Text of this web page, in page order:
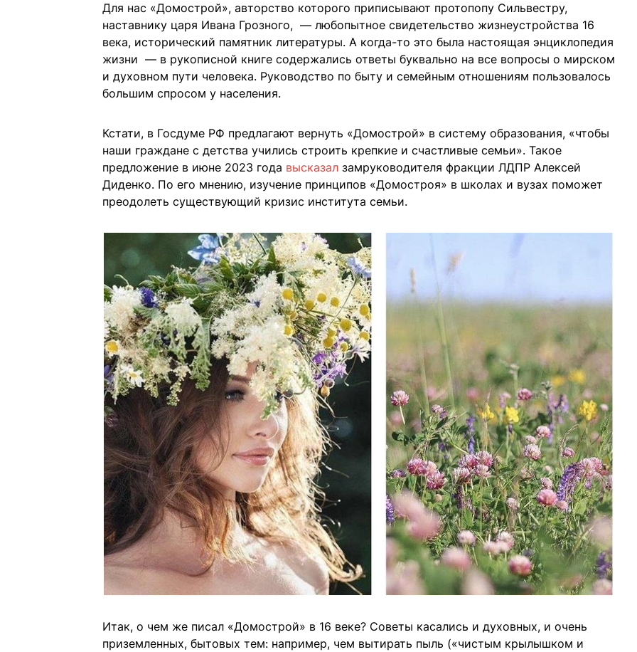
Для нас «Домострой», авторство которого приписывают протопопу Сильвестру,
наставнику царя Ивана Грозного, — любопытное свидетельство жизнеустройства 16
века, исторический памятник литературы. А когда-то это была настоящая энциклопедия
жизни — в рукописной книге содержались ответы буквально на все вопросы о мирском
и духовном пути человека. Руководство по быту и семейным отношениям пользовалось
большим спросом у населения.
Кстати, в Госдуме РФ предлагают вернуть «Домострой» в систему образования, «чтобы
наши граждане с детства учились строить крепкие и счастливые семьи». Такое
предложение в июне 2023 года высказал замруководителя фракции ЛДПР Алексей
Диденко. По его мнению, изучение принципов «Домостроя» в школах и вузах поможет
преодолеть существующий кризис института семьи.
Итак, о чем же писал «Домострой» в 16 веке? Советы касались и духовных, и очень
приземленных, бытовых тем: например, чем вытирать пыль («чистым крылышком и